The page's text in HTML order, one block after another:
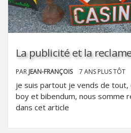
La publicité et la
PAR JEAN-FRANÇOIS 7 ANS PLUS TÔT
je suis partout je vends de tout,
boy et bibendum, nous somme
dans cet article